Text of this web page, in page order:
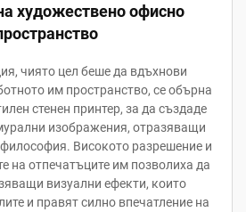
художествено офисно
чиято цел беше да вдъхнови
им пространство, се обърна
стенен принтер, за да създаде
изображения, отразяващи
Високото разрешение и
на отпечатъците им позволиха да
визуални ефекти, които
и правят силно впечатление на